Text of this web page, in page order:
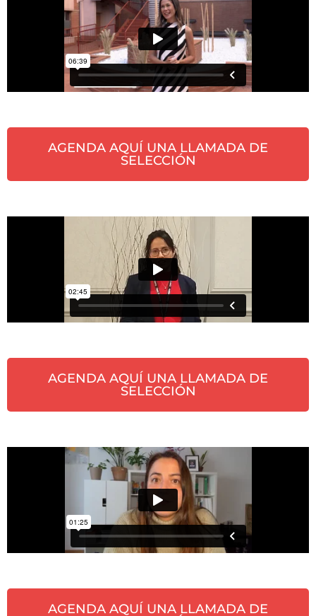
AGENDA AQUÍ UNA LLAMADA DE
SELECCIÓN
AGENDA AQUÍ UNA LLAMADA DE
SELECCIÓN
AGENDA AQUÍ UNA LLAMADA DE